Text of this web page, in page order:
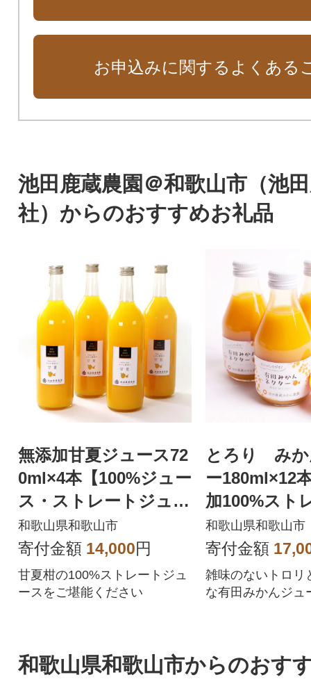
お申込みに関するよくある
池田鹿蔵農園＠和歌山市（池
社）からのおすすめお礼品
無添加甘夏ジュース72
0ml×4本【100%ジュー
ス・ストレートジュー
ス】【柑橘・果汁】
和歌山県和歌山市
寄付金額 14,000円
甘夏柑の100%ストレートジュ
ースをご堪能ください
とろり みか
ー180ml×12
加100%スト
ュース】【
ジュース】
和歌山県和歌山市
寄付金額
雑味のないトロリ
な有田みかんジュ
和歌山県和歌山市からのおす